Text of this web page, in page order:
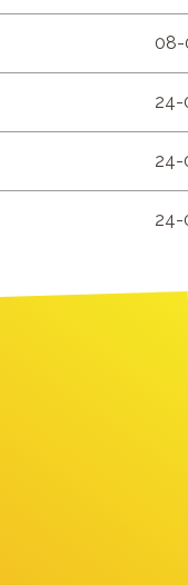
08-
24-
24-
24-